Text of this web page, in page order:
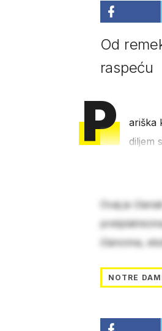
Od
raspeću
P ariška
diljem
Ovaj je
člancima,
NOTRE